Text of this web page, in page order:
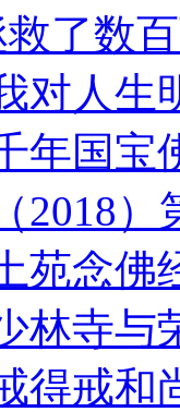
了数
对人生
年国宝
2018
苑念佛
寺与
得戒和